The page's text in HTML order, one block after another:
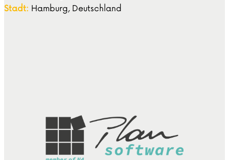
Stadt: Hamburg, Deutschland